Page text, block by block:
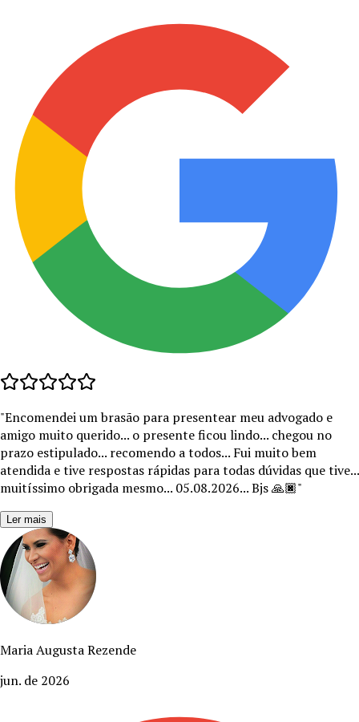
"Encomendei um brasão para presentear meu advogado e
amigo muito querido... o presente ficou lindo... chegou no
prazo estipulado... recomendo a todos... Fui muito bem
atendida e tive respostas rápidas para todas dúvidas que tive...
muitíssimo obrigada mesmo... 05.08.2026... Bjs 🙏🏿"
Ler mais
Maria Augusta Rezende
jun. de 2026